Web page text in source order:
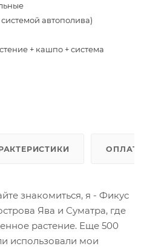
автополива)
+ кашпо + система
знакомиться, я - Фикус
Ява и Суматра, где
растение. Еще 500
использовали мои